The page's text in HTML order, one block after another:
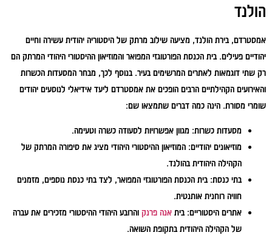
הולנד
אמסטרדם, בירת הולנד, מציעה שילוב מרתק של היסטוריה יהודית עשירה וחיים
יהודיים פעילים. בית הכנסת הפורטוגזי המפואר והמוזיאון ההיסטורי היהודי המרתק הם
רק שתי דוגמאות לאתרים המרשימים בעיר. בנוסף לכך, מבחר המסעדות הכשרות
והאירועים הקהילתיים הרבים הופכים את אמסטרדם ליעד אידיאלי לנוסעים יהודים
שומרי מסורת. הינה כמה דברים שתמצאו שם:
מסעדות כשרות: מגוון אפשרויות לסעודה כשרה וטעימה.
מוזיאונים יהודיים: המוזיאון ההיסטורי היהודי מציג את סיפורה המרתק של
הקהילה היהודית בהולנד.
בתי כנסת: בית הכנסת הפורטוגזי המפואר, לצד בתי כנסת נוספים, מזמנים
חוויה רוחנית אותנטית.
אתרים היסטוריים: בית אנה פרנק והרובע היהודי ההיסטורי מזכירים את עברה
של הקהילה היהודית בתקופת השואה.